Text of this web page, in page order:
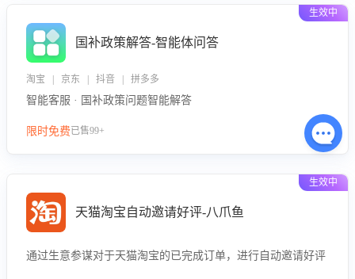
生效中
国补政策解答-智能体问答
淘宝 | 京东 | 抖音 | 拼多多
智能客服 · 国补政策问题智能解答
限时免费已售99+
生效中
天猫淘宝自动邀请好评-八爪鱼
通过生意参谋对于天猫淘宝的已完成订单，进行自动邀请好评